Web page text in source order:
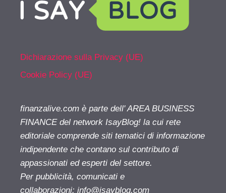
Dichiarazione sulla Privacy (UE)
Cookie Policy (UE)
finanzalive.com è parte dell' AREA BUSINESS
FINANCE del network IsayBlog! la cui rete
editoriale comprende siti tematici di informazione
indipendente che contano sul contributo di
appassionati ed esperti del settore.
Per pubblicità, comunicati e
collaborazioni: info@isayblog.com